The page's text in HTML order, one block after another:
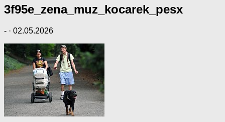
3f95e_zena_muz_kocarek_pesx
- · 02.05.2026